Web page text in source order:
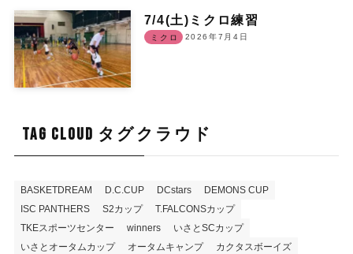
7/4(土)ミクロ練習
2026年7月4日
ミクロ
TAG CLOUD タグクラウド
BASKETDREAM D.C.CUP DCstars
DEMONS CUP
ISC PANTHERS
S2カップ
T.FALCONSカップ
TKEスポーツセンター
winners
いさとSCカップ
いさとオータムカップ
オータムキャンプ
カクタスボーイズ